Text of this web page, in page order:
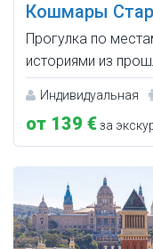
Кошмары
Прогулка по
историями из
Индивидуальная
от 139 €за